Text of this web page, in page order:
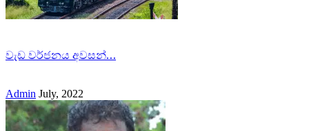
වැඩ වර්ජනය අවසන්…
Admin July, 2022